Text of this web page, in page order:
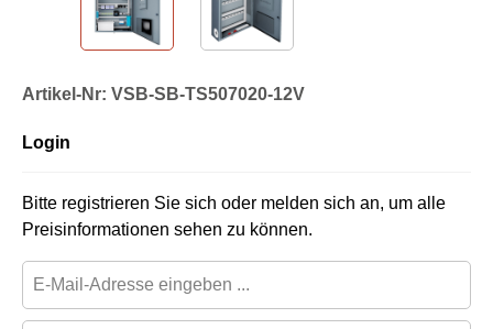
Artikel-Nr: VSB-SB-TS507020-12V
Login
Bitte registrieren Sie sich oder melden sich an, um alle
Preisinformationen sehen zu können.